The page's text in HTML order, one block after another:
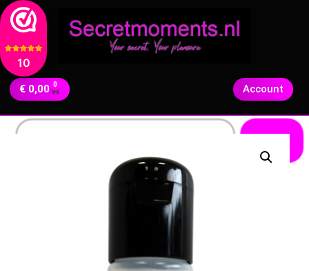
10
€ 0,00 0 Account